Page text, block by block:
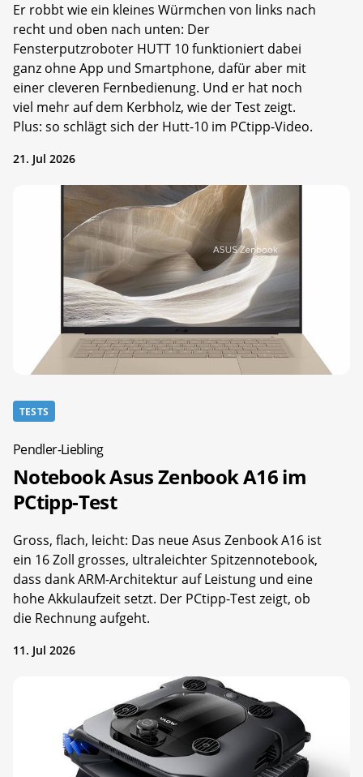
Er robbt wie ein kleines Würmchen von links nach
recht und oben nach unten: Der
Fensterputzroboter HUTT 10 funktioniert dabei
ganz ohne App und Smartphone, dafür aber mit
einer cleveren Fernbedienung. Und er hat noch
viel mehr auf dem Kerbholz, wie der Test zeigt.
Plus: so schlägt sich der Hutt-10 im PCtipp-Video.
21. Jul 2026
TESTS
Pendler-Liebling
Notebook Asus Zenbook A16 im
PCtipp-Test
Gross, flach, leicht: Das neue Asus Zenbook A16 ist
ein 16 Zoll grosses, ultraleichter Spitzennotebook,
dass dank ARM-Architektur auf Leistung und eine
hohe Akkulaufzeit setzt. Der PCtipp-Test zeigt, ob
die Rechnung aufgeht.
11. Jul 2026